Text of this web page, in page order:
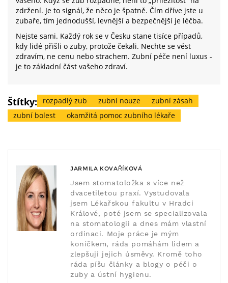
zdržení. Je to signál, že něco je špatně. Čím dříve jste u
zubaře, tím jednodušší, levnější a bezpečnější je léčba.
Nejste sami. Každý rok se v Česku stane tisíce případů,
kdy lidé přišli o zuby, protože čekali. Nechte se vést
zdravím, ne cenu nebo strachem. Zubní péče není luxus -
je to základní část vašeho zdraví.
Štítky: rozpadlý zub zubní nouze
zubní zásah
zubní bolest
okamžitá pomoc zubního lékaře
JARMILA KOVAŘÍKOVÁ
Jsem stomatoložka s více než
dvacetiletou praxí. Vystudovala
jsem Lékařskou fakultu v Hradci
Králové, poté jsem se specializovala
na stomatologii a dnes mám vlastní
ordinaci. Moje práce je mým
koníčkem, ráda pomáhám lidem a
zlepšuji jejich úsměvy. Kromě toho
ráda píšu články a blogy o péči o
zuby a ústní hygienu.